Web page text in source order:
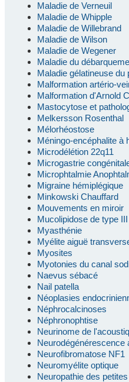
Maladie de Verneuil
Maladie de Whipple
Maladie de Willebrand
Maladie de Wilson
Maladie de Wegener
Maladie du
Maladie gélatineuse du
Malformation artério-
Malformation d'Arnold
Mastocytose et
Melkersson Rosenthal
Mélorhéostose
Méningo-encéphalite à
Microdélétion 22q11
Microgastrie
Microphtalmie
Migraine hémiplégique
Minkowski Chauffard
Mouvements en miroir
Mucolipidose de type III
Myasthénie
Myélite aiguë
Myosites
Myotonies du canal
Naevus sébacé
Nail patella
Néoplasies
Néphrocalcinoses
Néphronophtise
Neurinome de
Neurodégénérescence
Neurofibromatose NF1
Neuromyélite optique
Neuropathie des